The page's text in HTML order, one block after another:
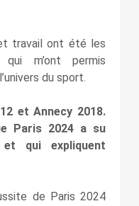
travail ont été les
qui m’ont permis
du sport.
et Annecy 2018.
Paris 2024 a su
qui expliquent
de Paris 2024